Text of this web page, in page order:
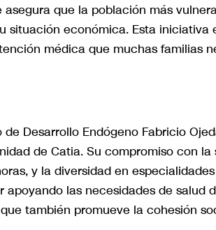
que la población más
situación económica. Esta
médica que muchas familias
Desarrollo Endógeno Fabricio
de Catia. Su compromiso con la
y la diversidad en
apoyando las necesidades de salud
también promueve la cohesión